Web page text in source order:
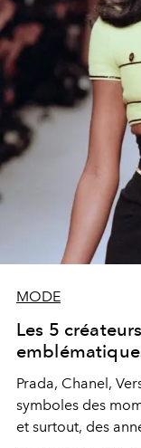
MODE
Les 5
Prada, Chanel,
symboles des
et surtout, des